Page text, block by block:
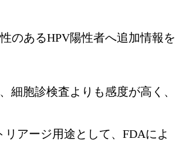
のあるHPV陽性者へ追加情報を
細胞診検査よりも感度が高く、
アージ用途として、FDAによ